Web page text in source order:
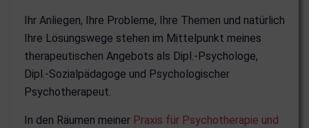
Ihr Anliegen, Ihre Probleme, Ihre Themen und natürlich
Ihre Lösungswege stehen im Mittelpunkt meines
therapeutischen Angebots als Dipl.-Psychologe,
Dipl.-Sozialpädagoge und Psychologischer
Psychotherapeut.
In den Räumen meiner Praxis für Psychotherapie und